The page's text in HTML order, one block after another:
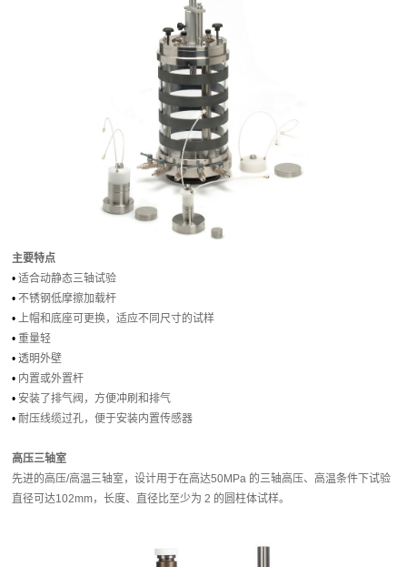
主要特点
•适合动静态三轴试验
•不锈钢低摩擦加载杆
•
上帽和底座可更换，适应不同尺寸的试样
•重量轻
•透明外壁
• 内置或外置杆
•安装了排气阀，方便冲刷和排气
•耐压线缆过孔，便于安装内置传感器
高压三轴室
先进的高压/高温三轴室，设计用于在高达50MPa 的三轴高压、高温条件下试验
直径可达102mm，长度、直径比至少为 2 的圆柱体试样。